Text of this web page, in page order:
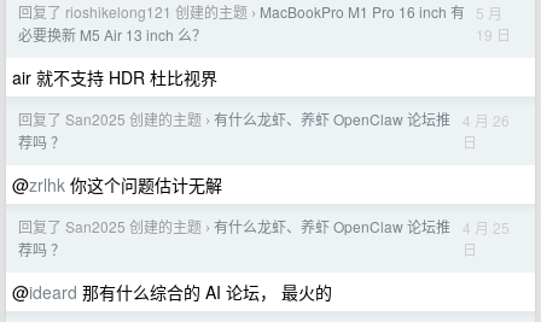
回复了 rioshikelong121 创建的主题 › MacBookPro M1 Pro 16 inch 有
必要换新 M5 Air 13 inch 么？
5 月
19 日
air 就不支持 HDR 杜比视界
回复了 San2025 创建的主题 › 有什么龙虾、养虾 OpenClaw 论坛推
荐吗 ？
4 月 26
日
@zrlhk 你这个问题估计无解
回复了 San2025 创建的主题 › 有什么龙虾、养虾 OpenClaw 论坛推
荐吗 ？
4 月 25
日
@ideard 那有什么综合的 AI 论坛， 最火的